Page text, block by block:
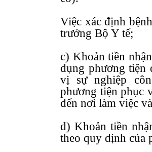
Việc xác định
trưởng Bộ Y tế;
c) Khoản tiền
dụng phương tiện
vị sự nghiệp
phương tiện phục
đến nơi làm việc
d) Khoản tiền
theo quy định của